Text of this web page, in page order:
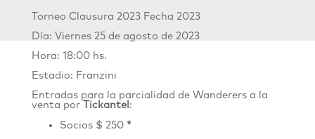
Torneo Clausura 2023 Fecha 2023
Día: Viernes 25 de agosto de 2023
Hora: 18:00 hs.
Estadio: Franzini
Entradas para la parcialidad de Wanderersa la
venta por
Tickantel :
Socios $ 250 *